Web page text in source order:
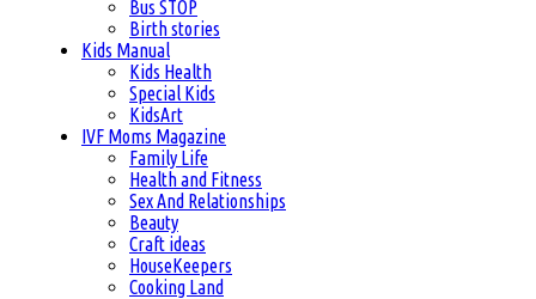
Bus STOP
Birth stories
Kids Manual
Kids Health
Special Kids
KidsArt
IVF Moms Magazine
Family Life
Health and Fitness
Sex And Relationships
Beauty
Craft ideas
HouseKeepers
Cooking Land